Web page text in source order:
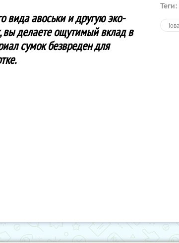
вида авоськи и другую эко-
вы делаете ощутимый вклад в
сумок безвреден для
Теги: